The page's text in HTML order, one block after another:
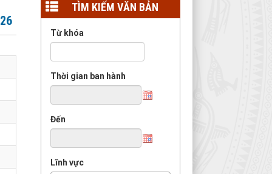
TÌM KIẾM VĂN BẢN
Từ khóa
Thời gian ban hành
Đến
Lĩnh vực